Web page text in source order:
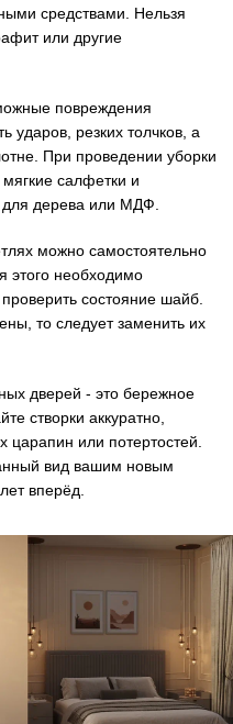
средствами. Нельзя
или другие
повреждения
ударов, резких толчков, а
При проведении уборки
салфетки и
для дерева или МДФ.
можно самостоятельно
этого необходимо
состояние шайб.
то следует заменить их
дверей - это бережное
створки аккуратно,
царапин или потертостей.
вид вашим новым
вперёд.